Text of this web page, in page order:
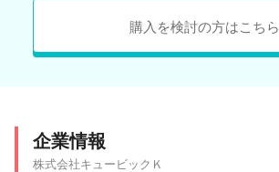
購入を検討の方はこちら
企業情報
株式会社キュービックＫ